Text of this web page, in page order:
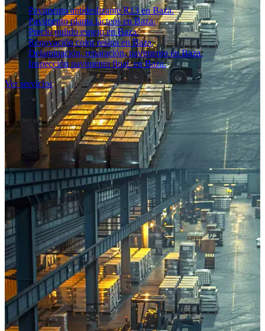
Pavimento antideslizante R13 en Baza.
Pavimento planta lácteos en Baza.
Precio pulido espejo en Baza.
Renovación color resina en Baza.
Delaminación, reparación, pavimento en Baza.
Inspección pavimento final. en Baza.
Ver servicios